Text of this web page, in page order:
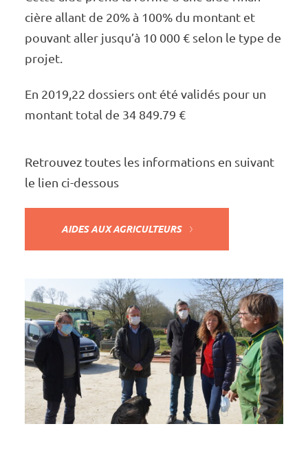
cière allant de 20% à 100% du montant et
pouvant aller jusqu’à 10 000 € selon le type de
projet.
En 2019,22 dossiers ont été vali­­­­dés pour un
montant total de 34 849.79 €
Retrou­­­­vez toutes les infor­­­­ma­­­­tions en suivant
le lien ci-dessous
AIDES AUX AGRI­­­­CUL­­­­TEURS